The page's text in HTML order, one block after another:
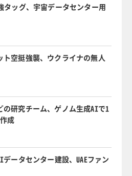
タッグ、宇宙データセンター用
ト空挺強襲、ウクライナの無人
の研究チーム、ゲノム生成AIで1
成
ータセンター建設、UAEファン